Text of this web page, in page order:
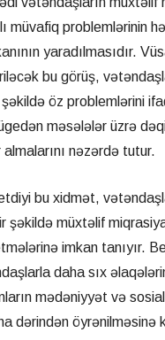
müvafiq problemlərinin
yaradılmasıdır.
bu görüş,
öz problemlərini
məsələlər üzrə
nəzərdə tutur.
bu xidmət,
şəkildə müxtəlif
imkan tanıyır.
daha sıx
mədəniyyət və sosial
dərindən öyrənilməsinə